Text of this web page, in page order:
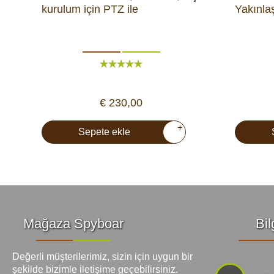
kurulum için PTZ ile
€ 230,00
Sepete ekle +
Mağaza Spyboar
Değerli müşterilerimiz, sizin için uygun bir
şekilde bizimle iletişime geçebilirsiniz.